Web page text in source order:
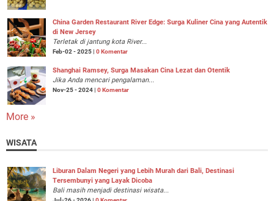
China Garden Restaurant River Edge: Surga Kuliner Cina yang Autentik
di New Jersey
Terletak di jantung kota River...
Feb-02 - 2025 | 0 Komentar
Shanghai Ramsey, Surga Masakan Cina Lezat dan Otentik
Jika Anda mencari pengalaman...
Nov-25 - 2024 | 0 Komentar
More »
WISATA
Liburan Dalam Negeri yang Lebih Murah dari Bali, Destinasi
Tersembunyi yang Layak Dicoba
Bali masih menjadi destinasi wisata...